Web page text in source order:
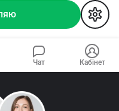
Чат Кабінет